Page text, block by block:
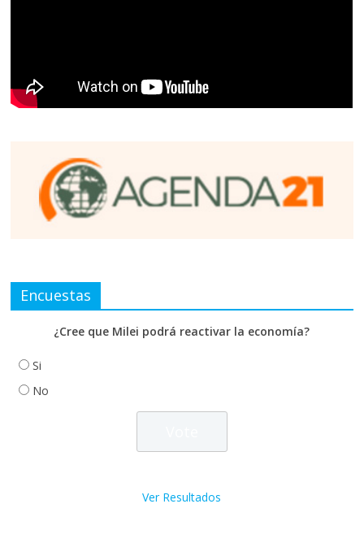
Encuestas
¿Cree que Milei podrá reactivar la economía?
Si
No
Ver Resultados